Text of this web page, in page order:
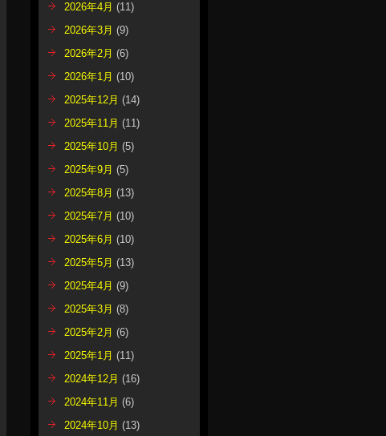
2026年4月 (11)
2026年3月 (9)
2026年2月 (6)
2026年1月 (10)
2025年12月 (14)
2025年11月 (11)
2025年10月 (5)
2025年9月 (5)
2025年8月 (13)
2025年7月 (10)
2025年6月 (10)
2025年5月 (13)
2025年4月 (9)
2025年3月 (8)
2025年2月 (6)
2025年1月 (11)
2024年12月 (16)
2024年11月 (6)
2024年10月 (13)